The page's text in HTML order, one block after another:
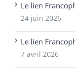
Le lien
24 juin 2026
Le lien
7 avril 2026